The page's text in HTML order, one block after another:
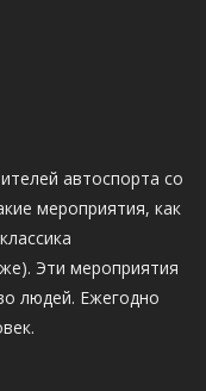
автоспорта со
мероприятия, как
Эти мероприятия
людей. Ежегодно